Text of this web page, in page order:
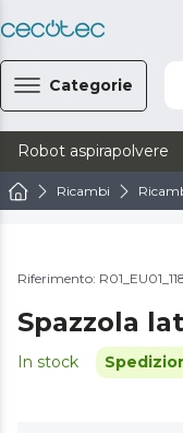
Categorie
Robot aspirapolvere
Ricambi
Riferimento:
Spazzola
In stock